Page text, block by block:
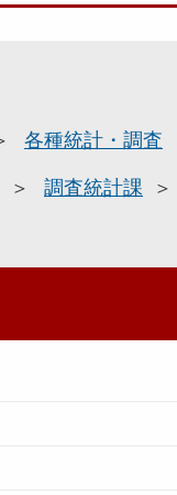
各種統計・調査
調査統計課